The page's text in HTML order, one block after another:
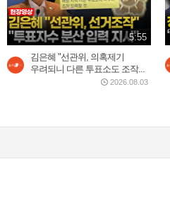
5:55
김은혜 "선관위, 의혹제기
우려되니 다른 투표소도 조작...
2026.08.03